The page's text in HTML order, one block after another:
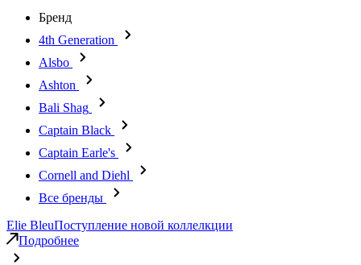
Бренд
4th Generation
Alsbo
Ashton
Bali Shag
Captain Black
Captain Earle's
Cornell and Diehl
Все бренды
Elie BleuПоступление новой коллелкции
Подробнее